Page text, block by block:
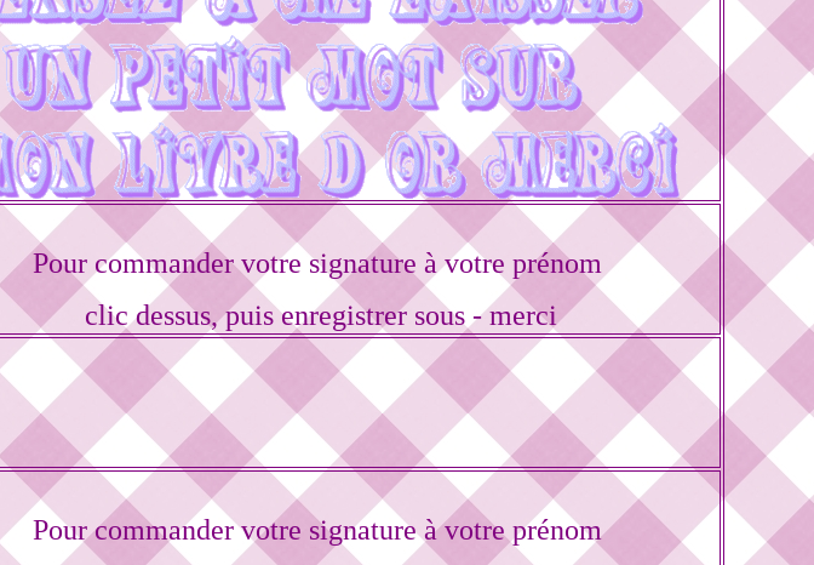
Pour commander votre signature à votre prénom
clic dessus, puis enregistrer sous - merci
Pour commander votre signature à votre prénom